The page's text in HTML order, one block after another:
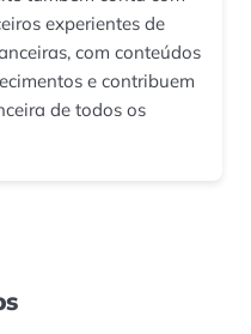
experientes de
com conteúdos
e contribuem
de todos os